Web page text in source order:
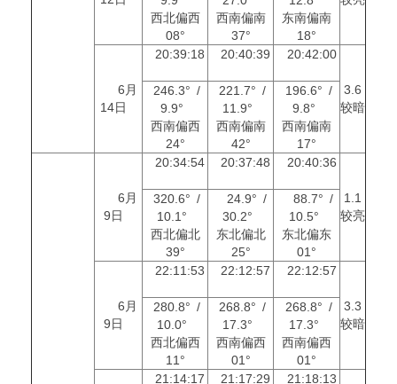
西北偏西
08°
西南偏南
37°
东南偏南
18°
6月
14日
20:39:18 20:40:39 20:42:00
3.6
较暗
246.3° /
9.9°
西南偏西
24°
221.7° /
11.9°
西南偏南
42°
196.6° /
9.8°
西南偏南
17°
6月
9日
20:34:54 20:37:48 20:40:36
1.1
较亮
320.6° /
10.1°
西北偏北
39°
24.9° /
30.2°
东北偏北
25°
88.7° /
10.5°
东北偏东
01°
6月
9日
22:11:53 22:12:57 22:12:57
3.3
较暗
280.8° /
10.0°
西北偏西
11°
268.8° /
17.3°
西南偏西
01°
268.8° /
17.3°
西南偏西
01°
21:14:17
21:17:29 21:18:13